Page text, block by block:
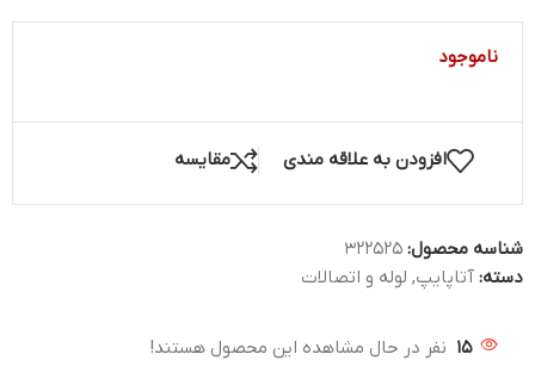
ناموجود
افزودن به علاقه مندی مقایسه
شناسه محصول: 322525
دسته: آتاپایپ, لوله و اتصالات
15 نفر در حال مشاهده این محصول هستند!